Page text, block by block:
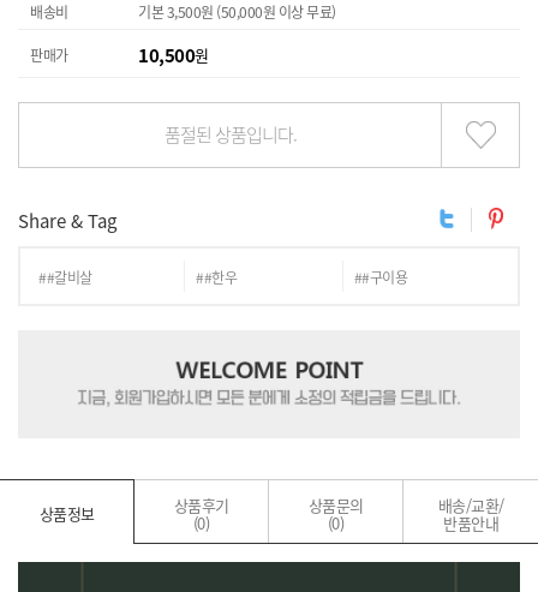
배송비
기본3,500원 (50,000원 이상 무료)
판매가
10,500원
품절된 상품입니다.
Share & Tag
##갈비살 ##한우 ##구이용
상품정보 상품후기
(0)
상품문의
(0)
배송/교환/
반품안내